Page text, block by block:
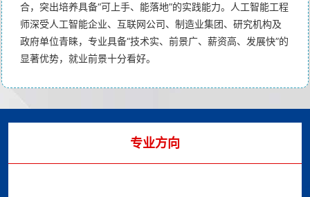
合，突出培养具备“可上手、能落地”的实践能力。人工智能工程
师深受人工智能企业、互联网公司、制造业集团、研究机构及
政府单位青睐，专业具备“技术实、前景广、薪资高、发展快”的
显著优势，就业前景十分看好。
专业方向